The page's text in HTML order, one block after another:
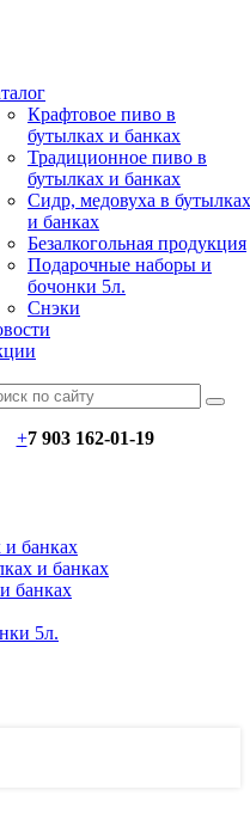
Крафтовое пиво в
бутылках и банках
Традиционное пиво в
бутылках и банках
Сидр, медовуха в бутылках
и банках
Безалкогольная продукция
Подарочные наборы и
бочонки 5л.
Снэки
+7 903 162-01-19
и банках
и банках
банках
5л.